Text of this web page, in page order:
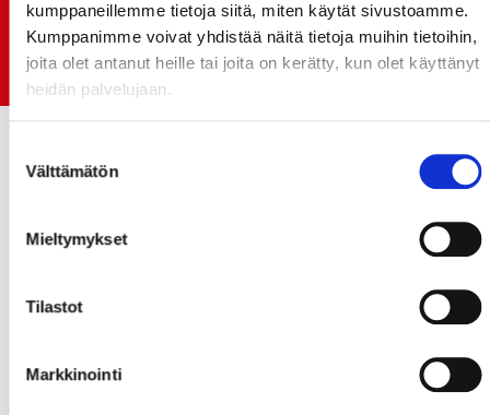
kumppaneillemme tietoja siitä, miten käytät sivustoamme.
Kumppanimme voivat yhdistää näitä tietoja muihin tietoihin,
joita olet antanut heille tai joita on kerätty, kun olet käyttänyt
heidän palvelujaan.
valinta
Välttämätön
Mieltymykset
Tilastot
Markkinointi
06.07.
Early Bird-lippupaketit nyt myynnissä! - näe
Jokerit-matsi ja useat muut